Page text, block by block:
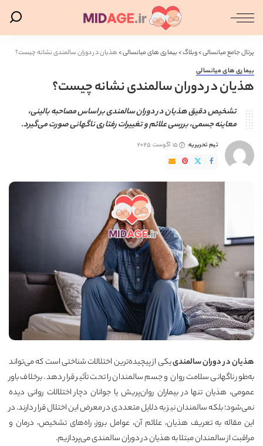
پرتال جامع میانسالی>وبلاگ>بیماری های میانسالی>هذیان در دوران سالمندی نشانه چیست؟
بیماری های میانسالی
هذیان در دوران سالمندی نشانه چیست؟
تشخیص دقیق هذیان در دوران سالمندی بر اساس مصاحبه بالینی،
معاینه جسمی، بررسی علائم و تغییرات رفتاری ناگهانی صورت می‌گیرد.
ارسال
شده
تیم تحریریه 15 آگوست 2025
هذیان در دوران سالمندییکی از پیچیده‌ترین اختلالات شناختی است که می‌تواند
به‌طور ناگهانی سلامت روان و جسم سالمندان را تحت تأثیر قرار دهد. برخلاف باور
عمومی، هذیان تنها در بیماران روان‌پریش یا جوانان دچار اختلالات روانی دیده
نمی‌شود؛ بلکه سالمندان نیز به دلایل متعددی در معرض این اختلال قرار دارند. در
این مقاله به تعریف هذیان، علائم آن، عوامل بروز، راه‌های تشخیص، درمان و
مراقبت از سالمندان مبتلا به هذیان در دوران سالمندی می‌پردازیم.